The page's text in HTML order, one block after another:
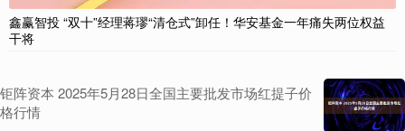
鑫赢智投 “双十”经理蒋璆“清仓式”卸任！华安基金一年痛失两位权益
干将
钜阵资本 2025年5月28日全国主要批发市场红提子价
格行情